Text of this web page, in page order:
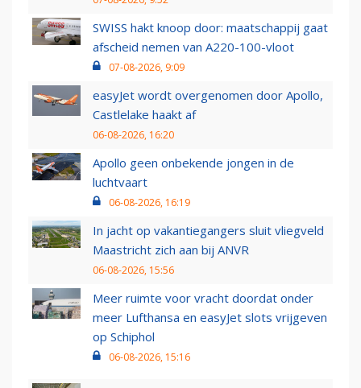
SWISS hakt knoop door: maatschappij gaat
afscheid nemen van A220-100-vloot
07-08-2026, 9:09
easyJet wordt overgenomen door Apollo,
Castlelake haakt af
06-08-2026, 16:20
Apollo geen onbekende jongen in de
luchtvaart
06-08-2026, 16:19
In jacht op vakantiegangers sluit vliegveld
Maastricht zich aan bij ANVR
06-08-2026, 15:56
Meer ruimte voor vracht doordat onder
meer Lufthansa en easyJet slots vrijgeven
op Schiphol
06-08-2026, 15:16